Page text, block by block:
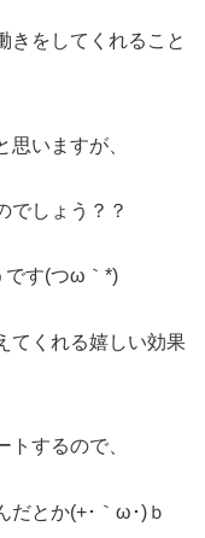
きをしてくれること
いますが、
でしょう？？
です(つω｀*)
てくれる嬉しい効果
するので、
だとか(+･｀ω･)ｂ